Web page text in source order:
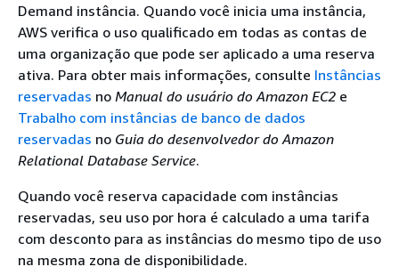
Demand instância. Quando você inicia uma instância,
AWS verifica o uso qualificado em todas as contas de
uma organização que pode ser aplicado a uma reserva
ativa. Para obter mais informações, consulte Instâncias
reservadas no Manual do usuário do Amazon EC2 e
Trabalho com instâncias de banco de dados
reservadas no Guia do desenvolvedor do Amazon
Relational Database Service.
Quando você reserva capacidade com instâncias
reservadas, seu uso por hora é calculado a uma tarifa
com desconto para as instâncias do mesmo tipo de uso
na mesma zona de disponibilidade.